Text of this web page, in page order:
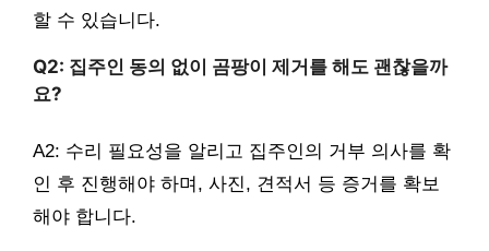
할 수 있습니다.
Q2: 집주인 동의 없이 곰팡이 제거를 해도 괜찮을까
요?
A2: 수리 필요성을 알리고 집주인의 거부 의사를 확
인 후 진행해야 하며, 사진, 견적서 등 증거를 확보
해야 합니다.